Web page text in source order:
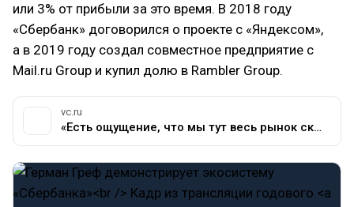
или 3% от прибыли за это время. В 2018 году
«Сбербанк» договорился о проекте с «Яндексом»,
а в 2019 году создал совместное предприятие с
Mail.ru Group и купил долю в Rambler Group.
vc.ru
«Есть ощущение, что мы тут весь рынок скупаем. Это неправда»: главное из интервью Германа Грефа журналу Forbes — Финансы на vc.ru